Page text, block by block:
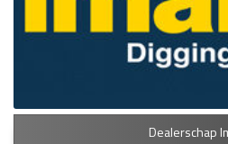
Dealerschap